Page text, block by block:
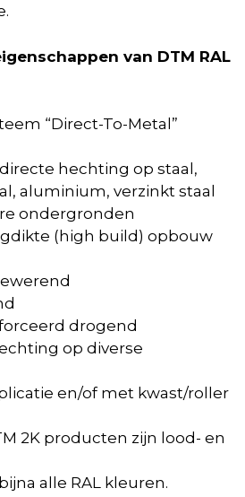
van DTM RAL
“Direct-To-Metal”
hechting op staal,
aluminium, verzinkt staal
ondergronden
(high build) opbouw
drogend
op diverse
en/of met kwast/roller
2K producten zijn lood- en
alle RAL kleuren.